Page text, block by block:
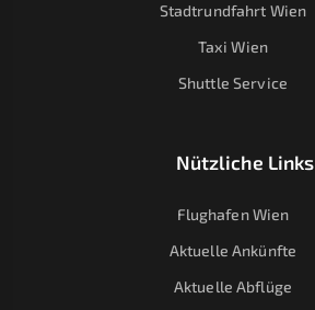
Stadtrundfahrt Wien
Taxi Wien
Shuttle Service
Nützliche Links
Flughafen Wien
Aktuelle Ankünfte
Aktuelle Abflüge